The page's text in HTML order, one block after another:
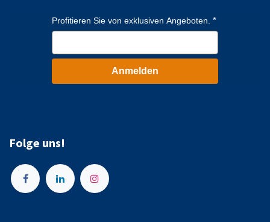
Profitieren Sie von exklusiven Angeboten.
Anmelden
Folge uns!